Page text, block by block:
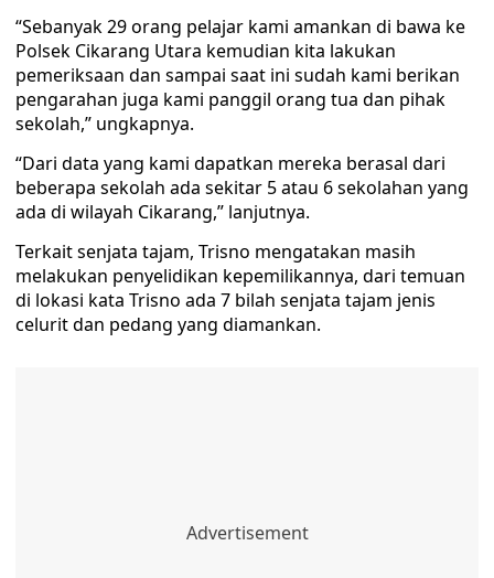
“Sebanyak 29 orang pelajar kami amankan di bawa ke
Polsek Cikarang Utara kemudian kita lakukan
pemeriksaan dan sampai saat ini sudah kami berikan
pengarahan juga kami panggil orang tua dan pihak
sekolah,” ungkapnya.
“Dari data yang kami dapatkan mereka berasal dari
beberapa sekolah ada sekitar 5 atau 6 sekolahan yang
ada di wilayah Cikarang,” lanjutnya.
Terkait senjata tajam, Trisno mengatakan masih
melakukan penyelidikan kepemilikannya, dari temuan
di lokasi kata Trisno ada 7 bilah senjata tajam jenis
celurit dan pedang yang diamankan.